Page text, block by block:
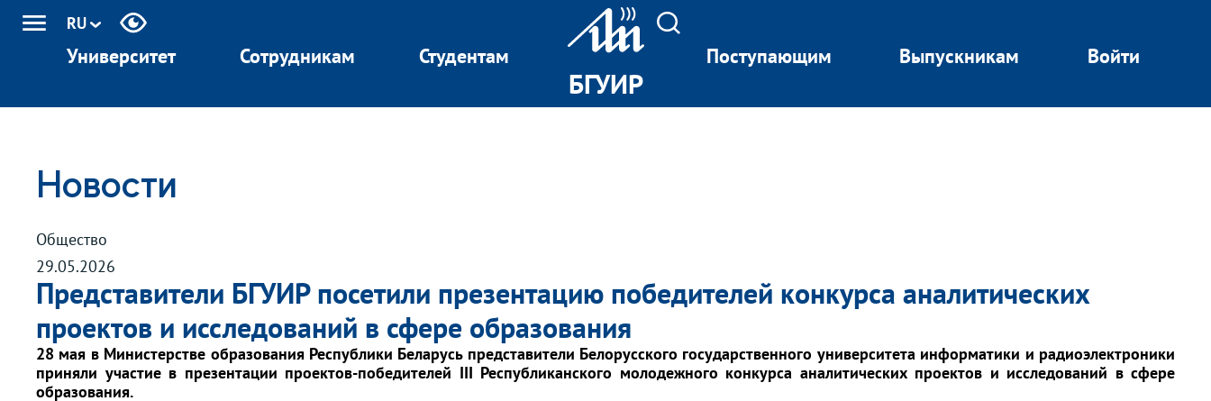
RU
Университет Сотрудникам Студентам Поступающим Выпускникам Войти
БГУИР
Новости
Общество
29.05.2026
Представители БГУИР посетили презентацию победителей конкурса аналитических
проектов и исследований в сфере образования
28 мая в Министерстве образования Республики Беларусьпредставители Белорусского государственного университета информатики и радиоэлектроники
приняли участие в презентации проектов-победителей III Республиканского молодежного конкурса аналитических проектов и исследований в сфере
образования.